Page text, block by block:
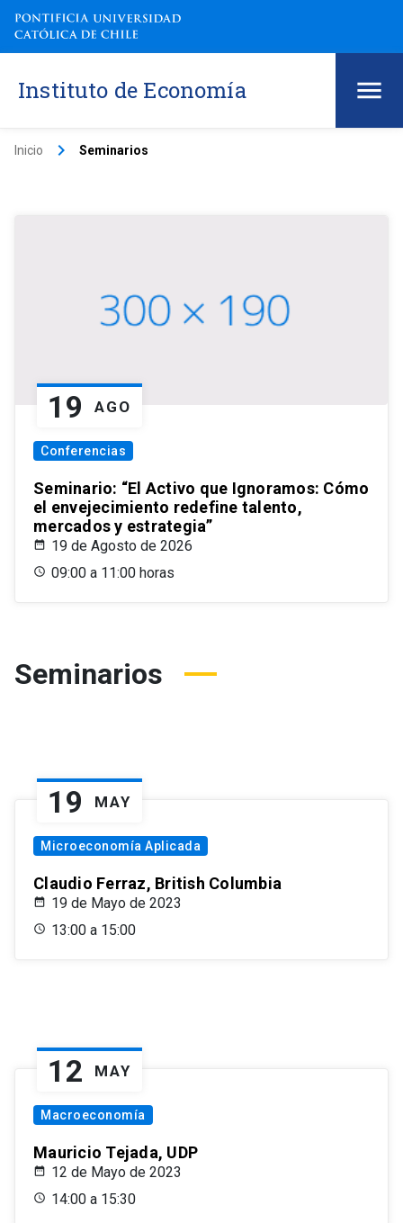
Instituto de Economía
Inicio keyboard_arrow_right Seminarios
19 AGO
Conferencias
Seminario: “El Activo que Ignoramos: Cómo
el envejecimiento redefine talento,
mercados y estrategia”
19 de Agosto de 2026
09:00 a 11:00 horas
Seminarios
19 MAY
Microeconomía Aplicada
Claudio Ferraz, British Columbia
19 de Mayo de 2023
13:00 a 15:00
12 MAY
Macroeconomía
Mauricio Tejada, UDP
12 de Mayo de 2023
14:00 a 15:30